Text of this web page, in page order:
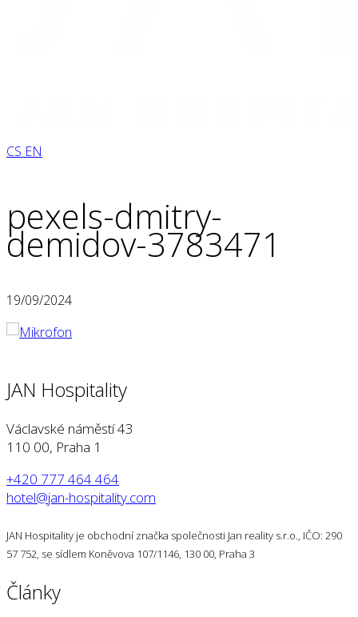
CS EN
pexels-dmitry-
demidov-3783471
19/09/2024
JAN Hospitality
Václavské náměstí 43
110 00, Praha 1
+420 777 464 464
hotel@jan-hospitality.com
JAN Hospitality je obchodní značka společnosti Jan reality s.r.o., IČO: 290
57 752, se sídlem Koněvova 107/1146, 130 00, Praha 3
Články